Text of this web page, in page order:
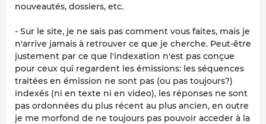
nouveautés, dossiers, etc.
- Sur le site, je ne sais pas comment vous faites, mais je
n'arrive jamais à retrouver ce que je cherche. Peut-être
justement par ce que l'indexation n'est pas conçue
pour ceux qui regardent les émissions: les séquences
traitées en émission ne sont pas (ou pas toujours?)
indexés (ni en texte ni en video), les réponses ne sont
pas ordonnées du plus récent au plus ancien, en outre
je me morfond de ne toujours pas pouvoir acceder à la